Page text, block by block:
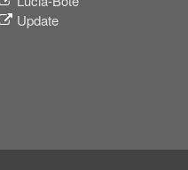
Update